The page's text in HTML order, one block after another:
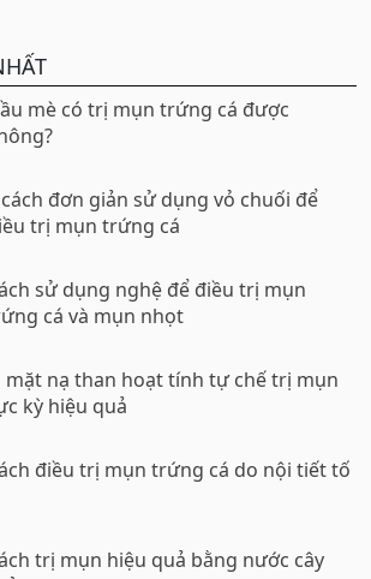
mè có trị mụn trứng cá được
đơn giản sử dụng vỏ chuối để
trị mụn trứng cá
sử dụng nghệ để điều trị mụn
cá và mụn nhọt
nạ than hoạt tính tự chế trị mụn
kỳ hiệu quả
điều trị mụn trứng cá do nội tiết tố
trị mụn hiệu quả bằng nước cây